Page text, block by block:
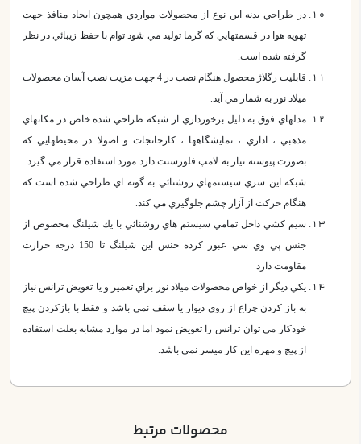
در طراحي بدنه اين نوع از محصولات مواردي همچون ايجاد منافذ جهت
تهويه هوا در قسمتهايي كه گرما توليد مي شود توام با حفظ زيبائي در نظر
گرفته شده است.
قابليت رگلاژ محصول هنگام نصب در 4 جهت مزيت نصب آسان محصولات
ميلاد نور به شمار مي آيد.
مدلهاي فوق به دليل برخورداري از شبكه طراحي شده خاص در مكانهاي
مذهبي ، اداري ، نمايشگاهها ، كارخانجات و اصولا در محيطهايي كه
بصورت پيوسته نياز به لامپ فلورسنت دارد مورد استفاده قرار مي گيرد .
شبكه اين سري سيستمهاي روشنائي به گونه اي طراحي شده است كه
هنگام حركت از آزار چشم جلوگيري مي كند.
سيم كشي داخل تمامي سيستم هاي روشنائي با يك شيلنگ مخصوص از
جنس پي وي سي عبور كرده جنس اين شيلنگ تا 150 درجه حرارت
مقاومت دارد
يكي ديگر از خواص محصولات ميلاد نور براي تعمير و يا تعويض ترانس نياز
به باز كردن چراغ از روي ديوار يا سقف نمي باشد و فقط با بازكردن پيچ
خودكار مي توان ترانس را تعويض نمود اما در موارد مشابه بعلت استفاده
از پيچ و مهره اين كار ميسر نمي باشد.
محصولات مرتبط